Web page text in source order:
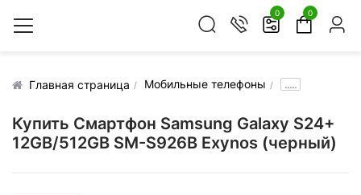
0 0
Главная страница Мобильные телефоны .....
Купить Смартфон Samsung Galaxy S24+
12GB/512GB SM-S926B Exynos (черный)